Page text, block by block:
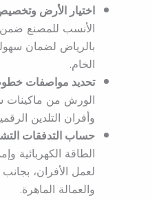
اختيار الأرض
الأنسب للمصنع ضمن
بالرياض لضمان
الخام.
تحديد مواصفات خطوط
الورش من ماكينات
وأفران التلدين
حساب التدفقات
الطاقة الكهربائية
لعمل الأفران،
والعمالة الماهرة.